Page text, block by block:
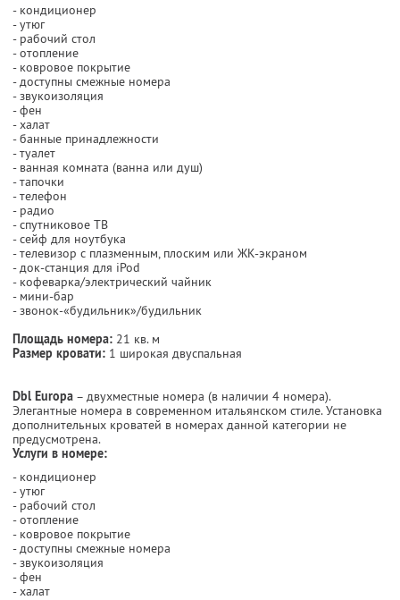
- кондиционер
- утюг
- рабочий стол
- отопление
- ковровое покрытие
- доступны смежные номера
- звукоизоляция
- фен
- халат
- банные принадлежности
- туалет
- ванная комната (ванна или душ)
- тапочки
- телефон
- радио
- спутниковое ТВ
- сейф для ноутбука
- телевизор с плазменным, плоским или ЖК-экраном
- док-станция для iPod
- кофеварка/электрический чайник
- мини-бар
- звонок-«будильник»/будильник
Площадь номера: 21 кв. м
Размер кровати: 1 широкая двуспальная
Dbl Europa – двухместные номера (в наличии 4 номера).
Элегантные номера в современном итальянском стиле. Установка
дополнительных кроватей в номерах данной категории не
предусмотрена.
Услуги в номере:
- кондиционер
- утюг
- рабочий стол
- отопление
- ковровое покрытие
- доступны смежные номера
- звукоизоляция
- фен
- халат